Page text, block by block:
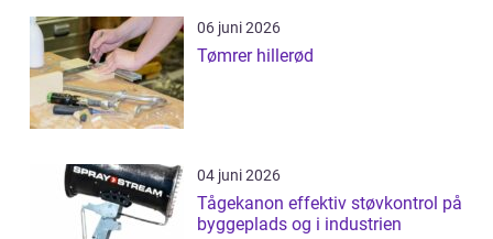
06 juni 2026
Tømrer hillerød
04 juni 2026
Tågekanon effektiv støvkontrol på
byggeplads og i industrien